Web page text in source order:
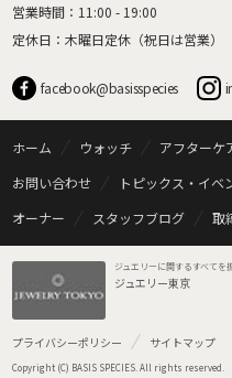
営業時間：11:00 - 19:00
定休日：木曜日定休（祝日は営業）
facebook@basisspecies
ホーム ウォッチ アフターケ
お問い合わせ
トピックス・イベ
オーナー
スタッフブログ 取
ジュエリーに関するすべてを
ジュエリー東京
プライバシーポリシー サイトマップ
Copyright (C) BASIS SPECIES. All rights reserved.